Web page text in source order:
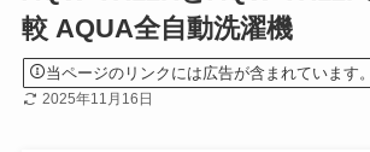
較 AQUA全自動洗濯機
当ページのリンクには広告が含まれています。
2025年11月16日